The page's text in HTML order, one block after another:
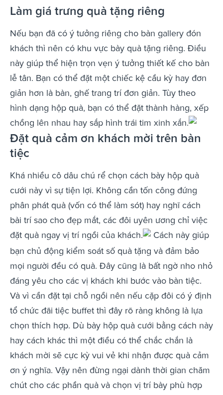
Làm giá trưng quà tặng riêng
Nếu bạn đã có ý tưởng riêng cho bàn gallery đón
khách thì nên có khu vực bày quà tặng riêng. Điều
này giúp thể hiện trọn vẹn ý tưởng thiết kế cho bàn
lễ tân. Bạn có thể đặt một chiếc kệ cầu kỳ hay đơn
giản hơn là bàn, ghế trang trí đơn giản. Tùy theo
hình dạng hộp quà, bạn có thể đặt thành hàng, xếp
chồng lên nhau hay sắp hình trái tim xinh xắn.
Đặt quà cảm ơn khách mời trên bàn
tiệc
Khá nhiều cô dâu chú rể chọn cách bày hộp quà
cưới này vì sự tiện lợi. Không cần tốn công đứng
phân phát quà (vốn có thể làm sót) hay nghĩ cách
bài trí sao cho đẹp mắt, các đôi uyên ương chỉ việc
đặt quà ngay vị trí ngồi của khách.
Cách này giúp
bạn chủ động kiểm soát số quà tặng và đảm bảo
mọi người đều có quà. Đây cũng là bất ngờ nho nhỏ
đáng yêu cho các vị khách khi bước vào bàn tiệc.
Và vì cần đặt tại chỗ ngồi nên nếu cặp đôi có ý định
tổ chức đãi tiệc buffet thì đây rõ ràng không là lựa
chọn thích hợp. Dù bày hộp quà cưới bằng cách này
hay cách khác thì một điều có thể chắc chắn là
khách mời sẽ cực kỳ vui vẻ khi nhận được quà cảm
ơn ý nghĩa. Vậy nên đừng ngại dành thời gian chăm
chút cho các phần quà và chọn vị trí bày phù hợp